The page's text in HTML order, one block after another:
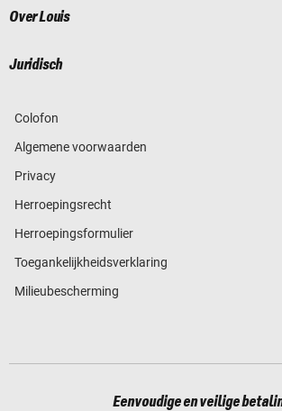
Over Louis
Juridisch
Colofon
Algemene voorwaarden
Privacy
Herroepingsrecht
Herroepingsformulier
Toegankelijkheidsverklaring
Milieubescherming
Eenvoudige en veilige